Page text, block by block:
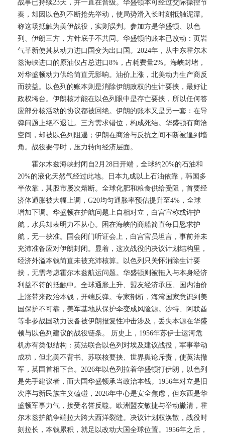
战事已持续23天，并一直在晋级。华盛顿本可经过交际操控节
奏，却因以色列不断抢先举动，使局势滑入长时刻抵触泥潭。
称这场抵触为美伊战役，实则误判。参加方是华盛顿、以色
列、伊朗三方，方针底子不共同。华盛顿的账本已改动：页岩
气革新使其从动力进口国变为出口国。2024年，从中东霍尔木
兹海峡进口的原油仅占总进口8%，占耗费量2%。海峡封堵，
对华盛顿动力供给简直无影响。油价上涨，北美动力生产商反
而获益。以色列的账本则是消除伊朗政权的生计要挟，最好让
政权垮台。伊朗核才能在以色列眼中是存亡要挟，所以任何答
应部分核活动的协议都被回绝。伊朗的账本又是另一套：在导
弹问题上绝不退让。三方需求错位，构成死结。华盛顿有商洽
空间，却被以色列阻遏；伊朗在商洽与反抗之间不断被逼到墙
角。战役要停时，压力转向经济层面。
霍尔木兹海峡封闭自2月28日开端，全球约20%的石油和
20%的液化天然气经过此地。日本九成以上石油依靠，韩国多
半依靠，其股市屡次熔断。全球化肥和粮食供给受阻，首要经
济体通胀被大幅上调，G20均匀通胀率预估提升至4%，全球
增加下调。华盛顿在护航问题上自相对立，白宫宣称或许护
航，水兵却表明力不从心。困在海峡的商船简直每日恳求护
航，无一获准。国会闭门听证会上，白宫官员坦言，事前并未
充沛准备应对伊朗封闭。显着，这次战役的决议计划结构里，
经济外溢本钱简直未被充沛核算。以色列只关怀消除生计要
挟，无需考虑霍尔木兹航运问题。华盛顿则被拖入与本身经济
利益不符的抵触中。全球通胀上升、盟友经济承压、国内油价
上涨带来政治本钱，开端反弹。专家剖析，海湾国家意识到美
国保护不可靠，美军基地从保护伞变成风险源。沙特、阿联酋
等非参战国动力设备被伊朗报复性冲击涉及，丢失本源在华盛
顿与以色列建议的战役链条。 历史上，1956年苏伊士运河危
机亦有类似结构：英法联合以色列对埃及建议战役，军事举动
成功，但北美不背书、苏联核要挟、世界舆论斥责，使英法撤
军，英国首相下台。2026年以色列拉着华盛顿打伊朗，以色列
是先手建议者，而大国华盛顿承当政治本钱。1956年对立是旧
次序与新民族主义磕碰，2026年中心是安全焦虑，但东西是华
盛顿军事力气，接受名誉反噬。欧洲盟友敏捷与举动撇清，霍
尔木兹护航争端拉大跨大西洋裂缝。决议计划权涣散，战役时
刻拉长，本钱累积，就足以改动大国全球位置。1956年之后，